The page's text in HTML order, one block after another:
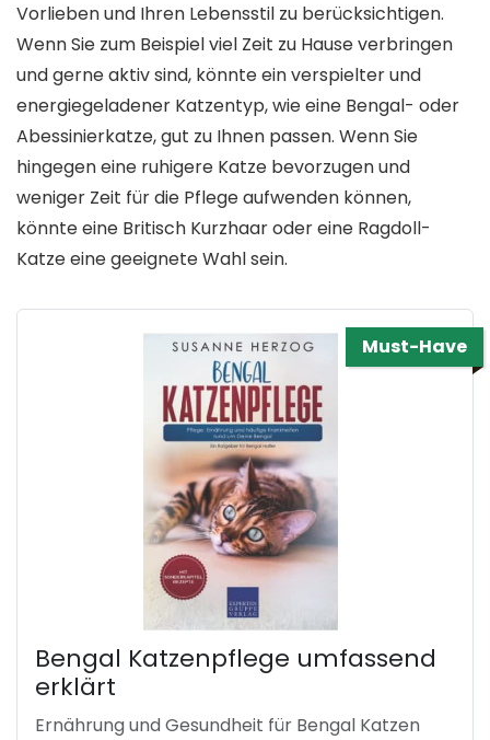
Vorlieben und Ihren Lebensstil zu berücksichtigen.
Wenn Sie zum Beispiel viel Zeit zu Hause verbringen
und gerne aktiv sind, könnte ein verspielter und
energiegeladener Katzentyp, wie eine Bengal- oder
Abessinierkatze, gut zu Ihnen passen. Wenn Sie
hingegen eine ruhigere Katze bevorzugen und
weniger Zeit für die Pflege aufwenden können,
könnte eine Britisch Kurzhaar oder eine Ragdoll-
Katze eine geeignete Wahl sein.
Must-Have
Bengal Katzenpflege umfassend
erklärt
Ernährung und Gesundheit für Bengal Katzen